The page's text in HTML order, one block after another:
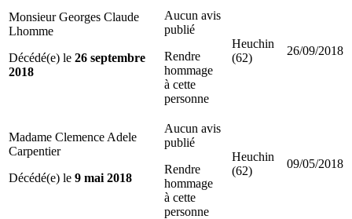
Monsieur Georges Claude
Lhomme
Décédé(e) le 26 septembre
2018
Aucun avis
publié
Rendre
hommage
à cette
personne
Heuchin
(62)
26/09/2018
Madame Clemence Adele
Carpentier
Décédé(e) le 9 mai 2018
Aucun avis
publié
Rendre
hommage
à cette
personne
Heuchin
(62)
09/05/2018